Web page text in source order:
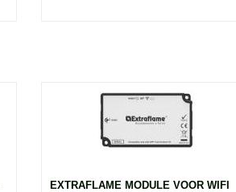
EXTRAFLAME MODULE VOOR WIFI